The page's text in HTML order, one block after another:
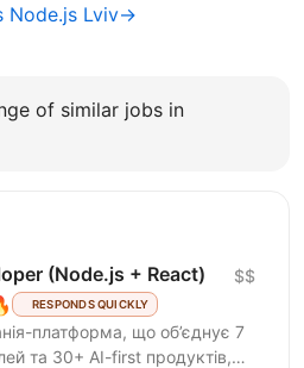
Node.js Lviv→
of similar jobs in
(Node.js + React)
RESPONDS QUICKLY
$$
платформа, що об’єднує 7
та 30+ AI-first продуктів,